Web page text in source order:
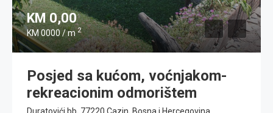
KM 0,00
KM 0000 / m2
Posjed sa kućom, voćnjakom-
rekreacionim odmorištem